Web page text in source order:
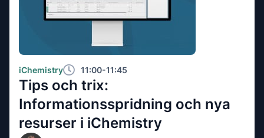
iChemistry 11:00-11:45
Tips och trix:
Informationsspridning och nya
resurser i iChemistry